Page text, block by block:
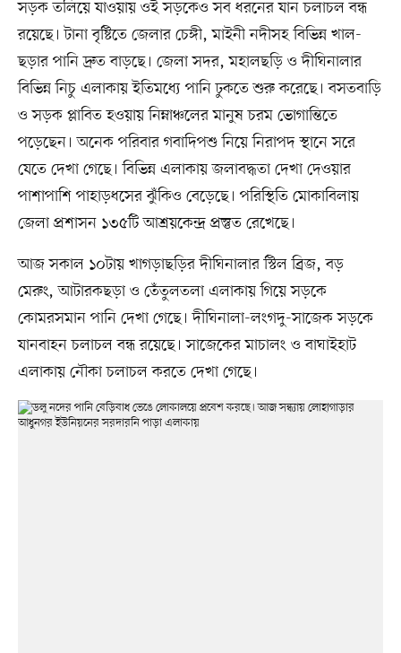
সড়ক তলিয়ে যাওয়ায় ওই সড়কেও সব ধরনের যান চলাচল বন্ধ
রয়েছে। টানা বৃষ্টিতে জেলার চেঙ্গী, মাইনী নদীসহ বিভিন্ন খাল-
ছড়ার পানি দ্রুত বাড়ছে। জেলা সদর, মহালছড়ি ও দীঘিনালার
বিভিন্ন নিচু এলাকায় ইতিমধ্যে পানি ঢুকতে শুরু করেছে। বসতবাড়ি
ও সড়ক প্লাবিত হওয়ায় নিম্নাঞ্চলের মানুষ চরম ভোগান্তিতে
পড়েছেন। অনেক পরিবার গবাদিপশু নিয়ে নিরাপদ স্থানে সরে
যেতে দেখা গেছে। বিভিন্ন এলাকায় জলাবদ্ধতা দেখা দেওয়ার
পাশাপাশি পাহাড়ধসের ঝুঁকিও বেড়েছে। পরিস্থিতি মোকাবিলায়
জেলা প্রশাসন ১৩৫টি আশ্রয়কেন্দ্র প্রস্তুত রেখেছে।
আজ সকাল ১০টায় খাগড়াছড়ির দীঘিনালার স্টিল ব্রিজ, বড়
মেরুং, আটারকছড়া ও তেঁতুলতলা এলাকায় গিয়ে সড়কে
কোমরসমান পানি দেখা গেছে। দীঘিনালা-লংগদু-সাজেক সড়কে
যানবাহন চলাচল বন্ধ রয়েছে। সাজেকের মাচালং ও বাঘাইহাট
এলাকায় নৌকা চলাচল করতে দেখা গেছে।